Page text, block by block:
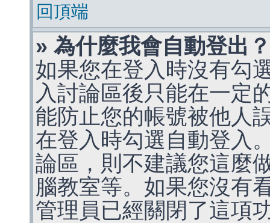
回頂端
» 為什麼我會自動登出？
如果您在登入時沒有勾
入討論區後只能在一定
能防止您的帳號被他人
在登入時勾選自動登入
論區，則不建議您這麼
腦教室等。如果您沒有
管理員已經關閉了這項